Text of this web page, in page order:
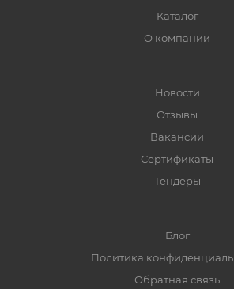
Каталог
О компании
Новости
Отзывы
Вакансии
Сертификаты
Тендеры
Блог
Политика
Обратная связь